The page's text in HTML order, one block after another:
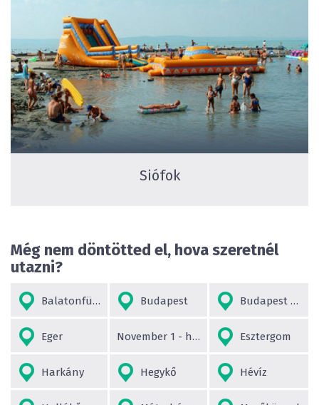
Siófok
Még nem döntötted el, hova szeretnél
utazni?
Balatonfüred Budapest Budapest környéke
Eger November 1 - hosszú hétvége Esztergom
Harkány Hegykő Hévíz